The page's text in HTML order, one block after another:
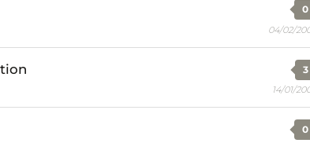
0
04/02/
3
14/01/
0